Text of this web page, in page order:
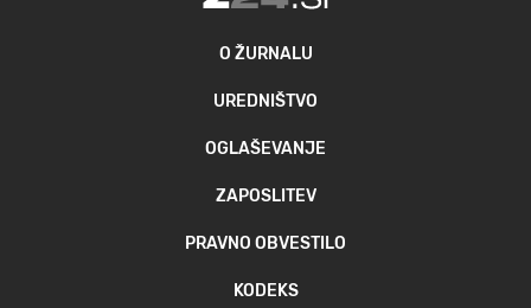
O ŽURNALU
UREDNIŠTVO
OGLAŠEVANJE
ZAPOSLITEV
PRAVNO OBVESTILO
KODEKS